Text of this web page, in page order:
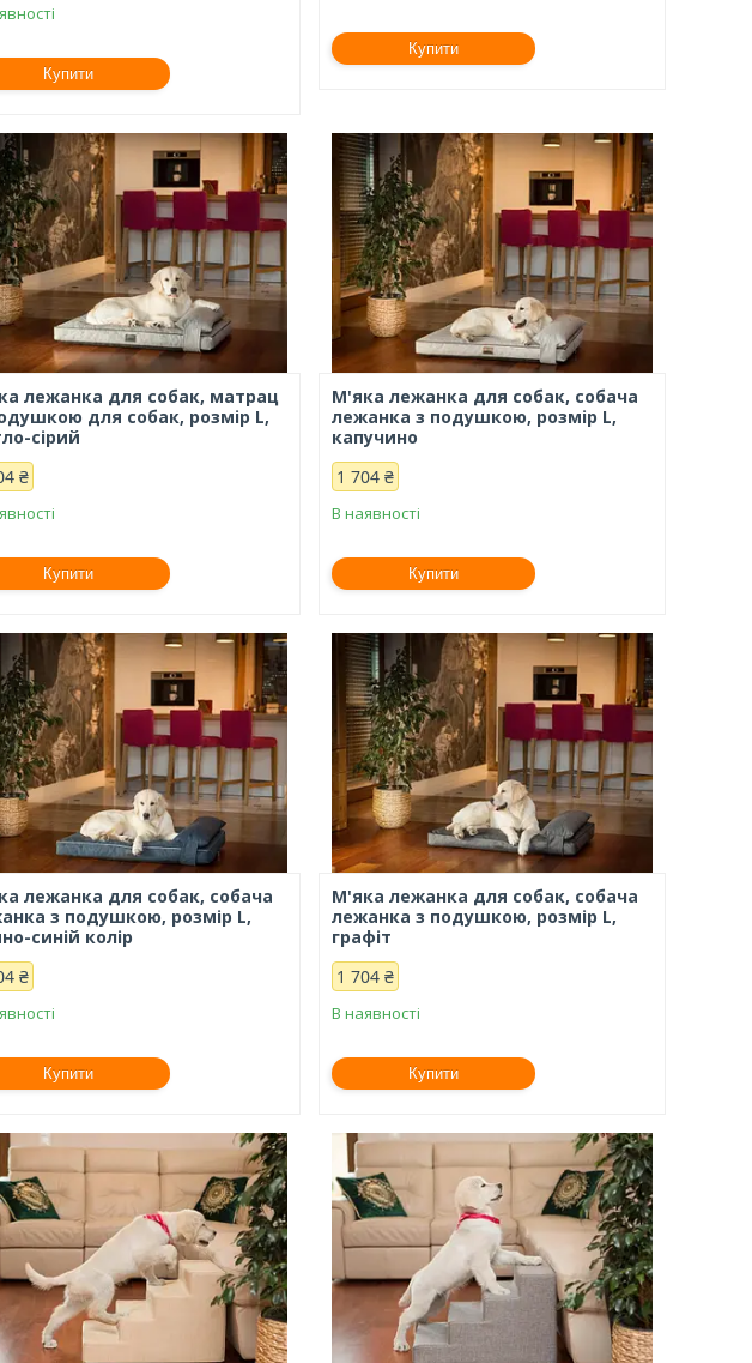
Купити
Купити
лежанка для собак, матрац
для собак, розмір L,
сірий
₴
Купити
М'яка лежанка для собак, собача
лежанка з подушкою, розмір L,
капучино
1 704 ₴
В наявності
Купити
лежанка для собак, собача
з подушкою, розмір L,
синій колір
₴
Купити
М'яка лежанка для собак, собача
лежанка з подушкою, розмір L,
графіт
1 704 ₴
В наявності
Купити